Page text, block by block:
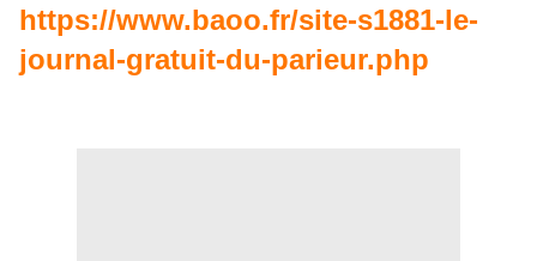
https://www.baoo.fr/site-s1881-le-
journal-gratuit-du-parieur.php